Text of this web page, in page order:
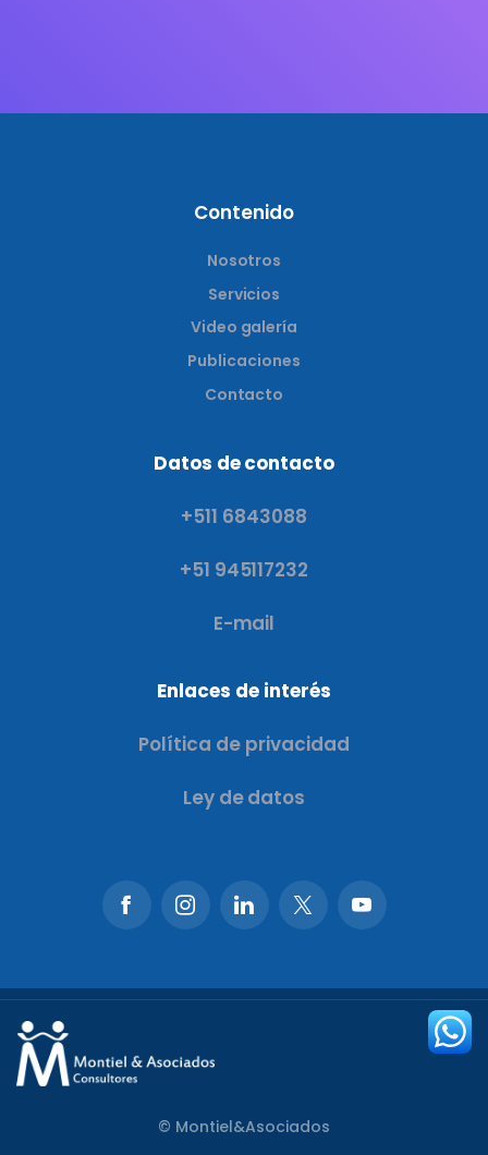
Contenido
Nosotros
Servicios
Video galería
Publicaciones
Contacto
Datos de contacto
+511 6843088
+51 945117232
E-mail
Enlaces de interés
Política de privacidad
Ley de datos
© Montiel&Asociados